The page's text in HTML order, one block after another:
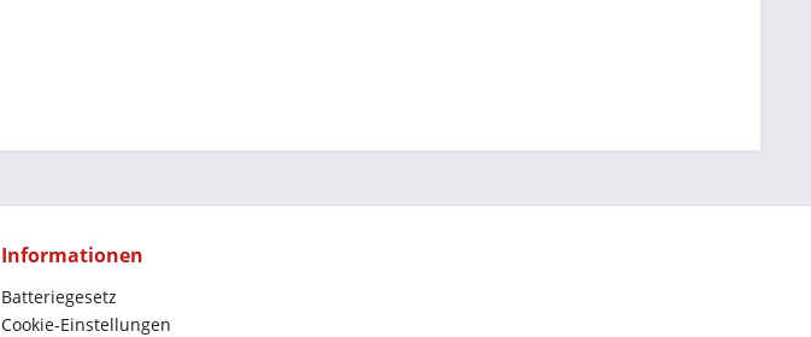
Informationen
Batteriegesetz
Cookie-Einstellungen